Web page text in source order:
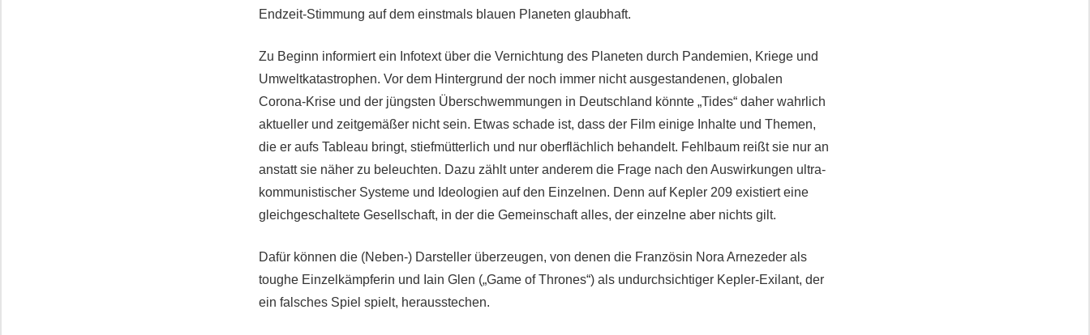
Endzeit-Stimmung auf dem einstmals blauen Planeten glaubhaft.
Zu Beginn informiert ein Infotext über die Vernichtung des Planeten durch Pandemien, Kriege und
Umweltkatastrophen. Vor dem Hintergrund der noch immer nicht ausgestandenen, globalen
Corona-Krise und der jüngsten Überschwemmungen in Deutschland könnte „Tides“ daher wahrlich
aktueller und zeitgemäßer nicht sein. Etwas schade ist, dass der Film einige Inhalte und Themen,
die er aufs Tableau bringt, stiefmütterlich und nur oberflächlich behandelt. Fehlbaum reißt sie nur an
anstatt sie näher zu beleuchten. Dazu zählt unter anderem die Frage nach den Auswirkungen ultra-
kommunistischer Systeme und Ideologien auf den Einzelnen. Denn auf Kepler 209 existiert eine
gleichgeschaltete Gesellschaft, in der die Gemeinschaft alles, der einzelne aber nichts gilt.
Dafür können die (Neben-) Darsteller überzeugen, von denen die Französin Nora Arnezeder als
toughe Einzelkämpferin und Iain Glen („Game of Thrones“) als undurchsichtiger Kepler-Exilant, der
ein falsches Spiel spielt, herausstechen.